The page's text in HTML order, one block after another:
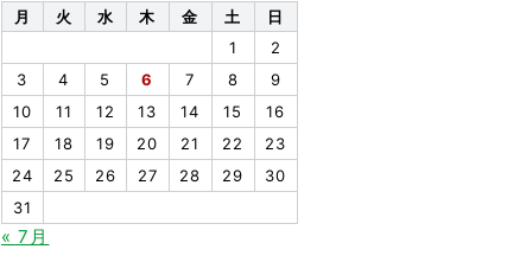
月 火 水 木 金 土
日
1
2
3
4 5 6 7 8
9
10
11 12 13 14 15
16
17
18 19 20 21 22
23
24
25 26 27 28 29
30
31
« 7月